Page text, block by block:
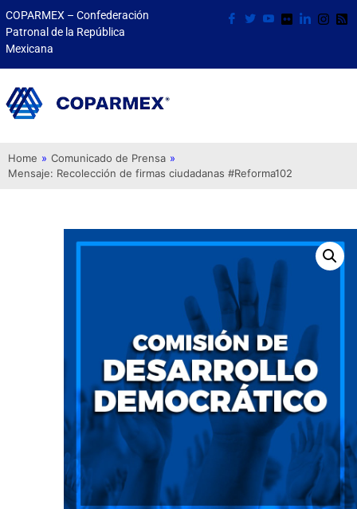
COPARMEX – Confederación
Patronal de la República
Mexicana
Home » Comunicado de Prensa »
Mensaje: Recolección de firmas ciudadanas #Reforma102